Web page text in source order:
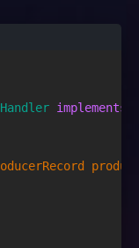
implements